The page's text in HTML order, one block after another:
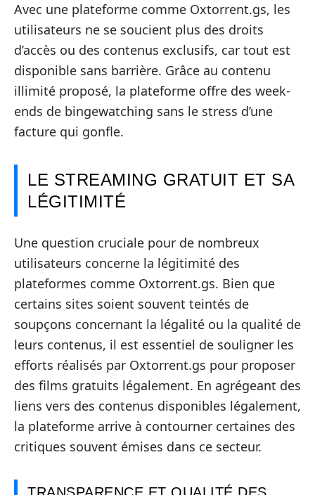
Avec une plateforme comme Oxtorrent.gs, les
utilisateurs ne se soucient plus des droits
d’accès ou des contenus exclusifs, car tout est
disponible sans barrière. Grâce au contenu
illimité proposé, la plateforme offre des week-
ends de bingewatching sans le stress d’une
facture qui gonfle.
LE STREAMING GRATUIT ET SA
LÉGITIMITÉ
Une question cruciale pour de nombreux
utilisateurs concerne la légitimité des
plateformes comme Oxtorrent.gs. Bien que
certains sites soient souvent teintés de
soupçons concernant la légalité ou la qualité de
leurs contenus, il est essentiel de souligner les
efforts réalisés par Oxtorrent.gs pour proposer
des films gratuits légalement. En agrégeant des
liens vers des contenus disponibles légalement,
la plateforme arrive à contourner certaines des
critiques souvent émises dans ce secteur.
TRANSPARENCE ET QUALITÉ DES